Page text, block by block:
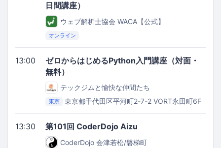
日間講座）
ウェブ解析士協会 WACA【公式】
オンライン
13:00
ゼロからはじめるPython入門講座（対面・
無料）
テックジムと愉快な仲間たち
東京 東京都千代田区平河町2-7-2 VORT永田町6F
13:30 第101回 CoderDojo Aizu
CoderDojo 会津若松/磐梯町